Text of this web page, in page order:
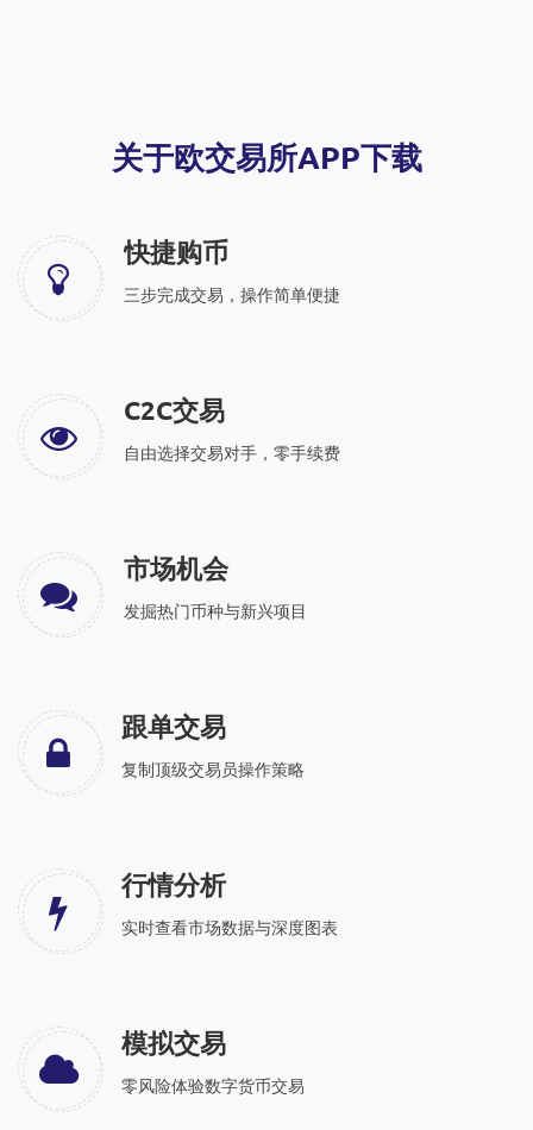
关于欧交易所APP下载
快捷购币
三步完成交易，操作简单便捷
C2C交易
自由选择交易对手，零手续费
市场机会
发掘热门币种与新兴项目
跟单交易
复制顶级交易员操作策略
行情分析
实时查看市场数据与深度图表
模拟交易
零风险体验数字货币交易